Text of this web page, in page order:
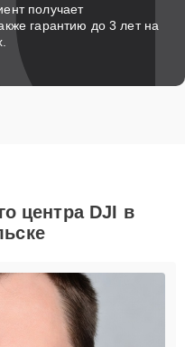
получает
гарантию до 3 лет на
центра DJI в